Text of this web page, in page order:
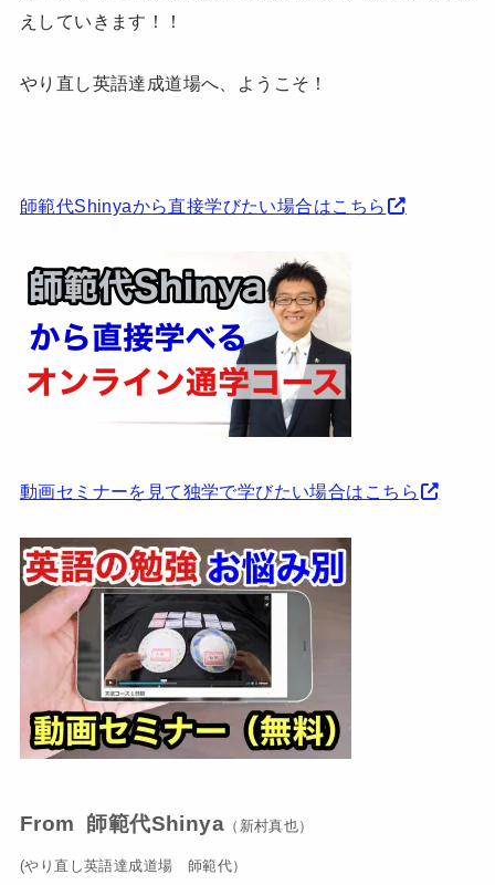
えしていきます！！
やり直し英語達成道場へ、ようこそ！
師範代Shinyaから直接学びたい場合はこちら
動画セミナーを見て独学で学びたい場合はこちら
From 師範代Shinya （新村真也）
(やり直し英語達成道場 師範代）